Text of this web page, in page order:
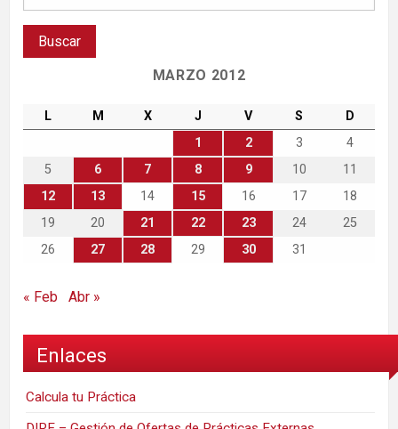
MARZO 2012
L M X J V S
D
1
2 3
4
5
6 7 8 9 10
11
12
13 14 15 16 17
18
19
20 21 22 23 24
25
26
27 28 29 30 31
« Feb Abr »
Enlaces
Calcula tu Práctica